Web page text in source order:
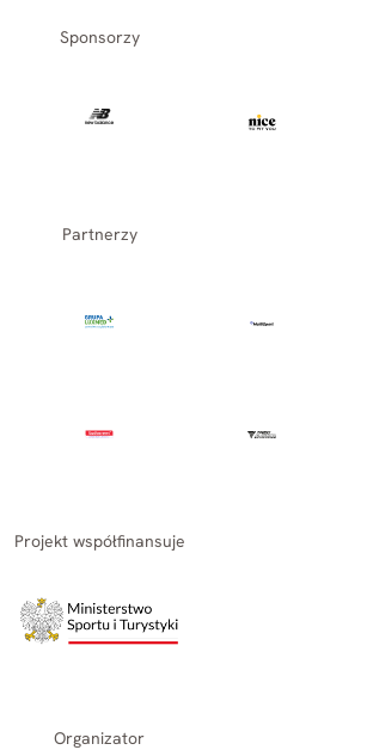
Sponsorzy
Partnerzy
Projekt współfinansuje
Organizator